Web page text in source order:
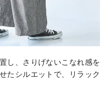
し、さりげないこなれ感を
たシルエットで、リラック